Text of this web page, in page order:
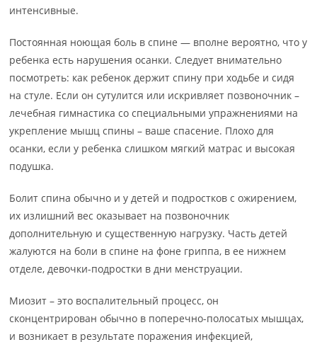
интенсивные.
Постоянная ноющая боль в спине — вполне вероятно, что у
ребенка есть нарушения осанки. Следует внимательно
посмотреть: как ребенок держит спину при ходьбе и сидя
на стуле. Если он сутулится или искривляет позвоночник –
лечебная гимнастика со специальными упражнениями на
укрепление мышц спины – ваше спасение. Плохо для
осанки, если у ребенка слишком мягкий матрас и высокая
подушка.
Болит спина обычно и у детей и подростков с ожирением,
их излишний вес оказывает на позвоночник
дополнительную и существенную нагрузку. Часть детей
жалуются на боли в спине на фоне гриппа, в ее нижнем
отделе, девочки-подростки в дни менструации.
Миозит – это воспалительный процесс, он
сконцентрирован обычно в поперечно-полосатых мышцах,
и возникает в результате поражения инфекцией,